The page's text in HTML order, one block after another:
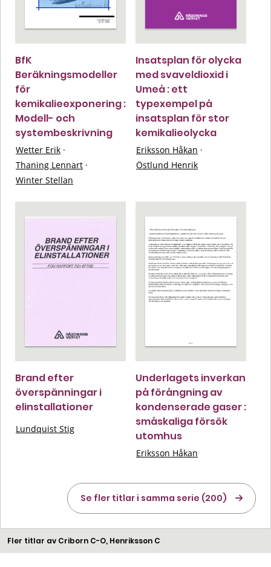
BfK
Beräkningsmodeller
för
kemikalieexponering :
Modell- och
systembeskrivning
Wetter Erik ·
Thaning Lennart ·
Winter Stellan
Insatsplan för olycka
med svaveldioxid i
Umeå : ett
typexempel på
insatsplan för stor
kemikalieolycka
Eriksson Håkan ·
Östlund Henrik
Brand efter
överspänningar i
elinstallationer
Lundquist Stig
Underlagets inverkan
på förångning av
kondenserade gaser :
småskaliga försök
utomhus
Eriksson Håkan
Se fler titlar i samma serie (200)
Fler titlar av Criborn C-O, Henriksson C